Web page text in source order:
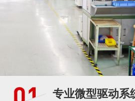
专业微型驱动系